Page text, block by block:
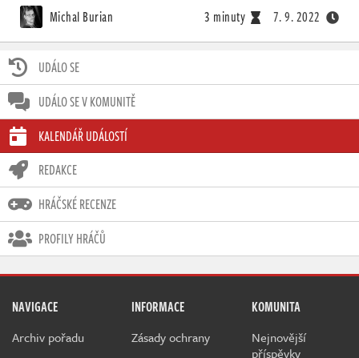
UDÁLO SE
UDÁLO SE V KOMUNITĚ
KALENDÁŘ UDÁLOSTÍ
REDAKCE
HRÁČSKÉ RECENZE
PROFILY HRÁČŮ
Michal Burian 3 minuty 7. 9. 2022
NAVIGACE
Archiv pořadu
INFORMACE
Zásady ochrany
KOMUNITA
Nejnovější
příspěvky